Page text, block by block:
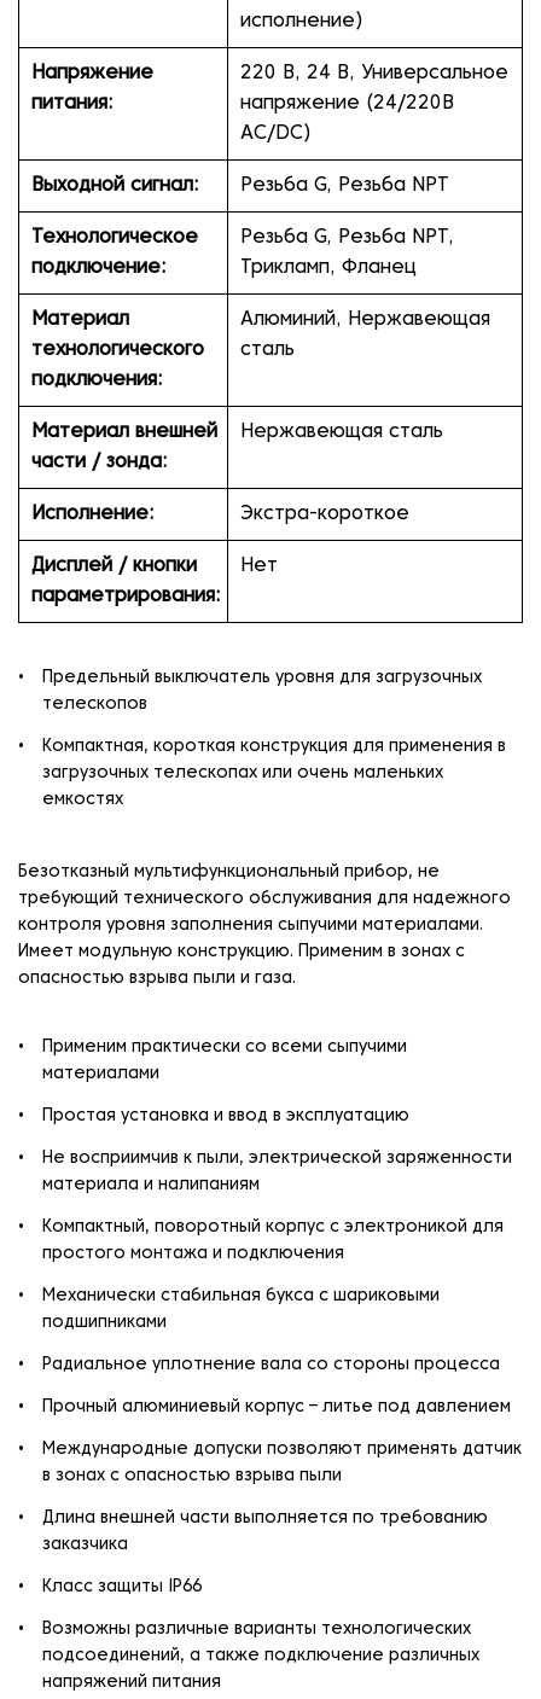
исполнение)
Напряжение
питания:
220 В, 24 В, Универсальное
напряжение (24/220В
AC/DC)
Выходной сигнал: Резьба G, Резьба NPT
Технологическое
подключение:
Резьба G, Резьба NPT,
Трикламп, Фланец
Материал
технологического
подключения:
Алюминий, Нержавеющая
сталь
Материал внешней
части / зонда:
Нержавеющая сталь
Исполнение: Экстра-короткое
Дисплей / кнопки
параметрирования:
Нет
Предельный выключатель уровня для загрузочных
телескопов
Компактная, короткая конструкция для применения в
загрузочных телескопах или очень маленьких
емкостях
Безотказный мультифункциональный прибор, не
требующий технического обслуживания для надежного
контроля уровня заполнения сыпучими материалами.
Имеет модульную конструкцию. Применим в зонах с
опасностью взрыва пыли и газа.
Применим практически со всеми сыпучими
материалами
Простая установка и ввод в эксплуатацию
Не восприимчив к пыли, электрической заряженности
материала и налипаниям
Компактный, поворотный корпус с электроникой для
простого монтажа и подключения
Механически стабильная букса с шариковыми
подшипниками
Радиальное уплотнение вала со стороны процесса
Прочный алюминиевый корпус – литье под давлением
Международные допуски позволяют применять датчик
в зонах с опасностью взрыва пыли
Длина внешней части выполняется по требованию
заказчика
Класс защиты IP66
Возможны различные варианты технологических
подсоединений, а также подключение различных
напряжений питания